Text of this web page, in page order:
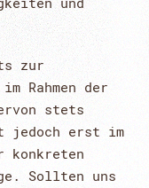
zur
Rahmen der
stets
jedoch erst im
konkreten
Sollten uns